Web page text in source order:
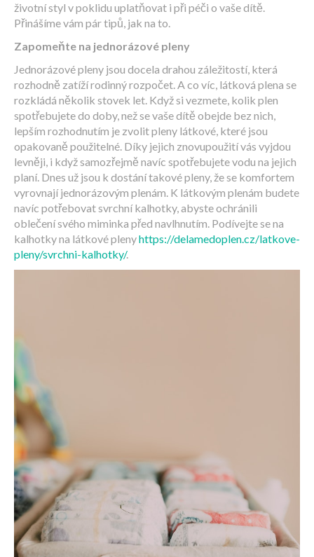
životní styl v poklidu uplatňovat i při péči o vaše dítě.
Přinášíme vám pár tipů, jak na to.
Zapomeňte na jednorázové pleny
Jednorázové pleny jsou docela drahou záležitostí, která
rozhodně zatíží rodinný rozpočet. A co víc, látková plena se
rozkládá několik stovek let. Když si vezmete, kolik plen
spotřebujete do doby, než se vaše dítě obejde bez nich,
lepším rozhodnutím je zvolit pleny látkové, které jsou
opakovaně použitelné. Díky jejich znovupoužití vás vyjdou
levněji, i když samozřejmě navíc spotřebujete vodu na jejich
planí. Dnes už jsou k dostání takové pleny, že se komfortem
vyrovnají jednorázovým plenám. K látkovým plenám budete
navíc potřebovat svrchní kalhotky, abyste ochránili
oblečení svého miminka před navlhnutím. Podívejte se na
kalhotky na látkové plenyhttps://delamedoplen.cz/latkove-
pleny/svrchni-kalhotky/.